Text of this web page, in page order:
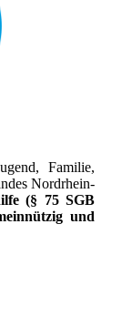
Familie,
Nordrhein-
(§ 75 SGB
und